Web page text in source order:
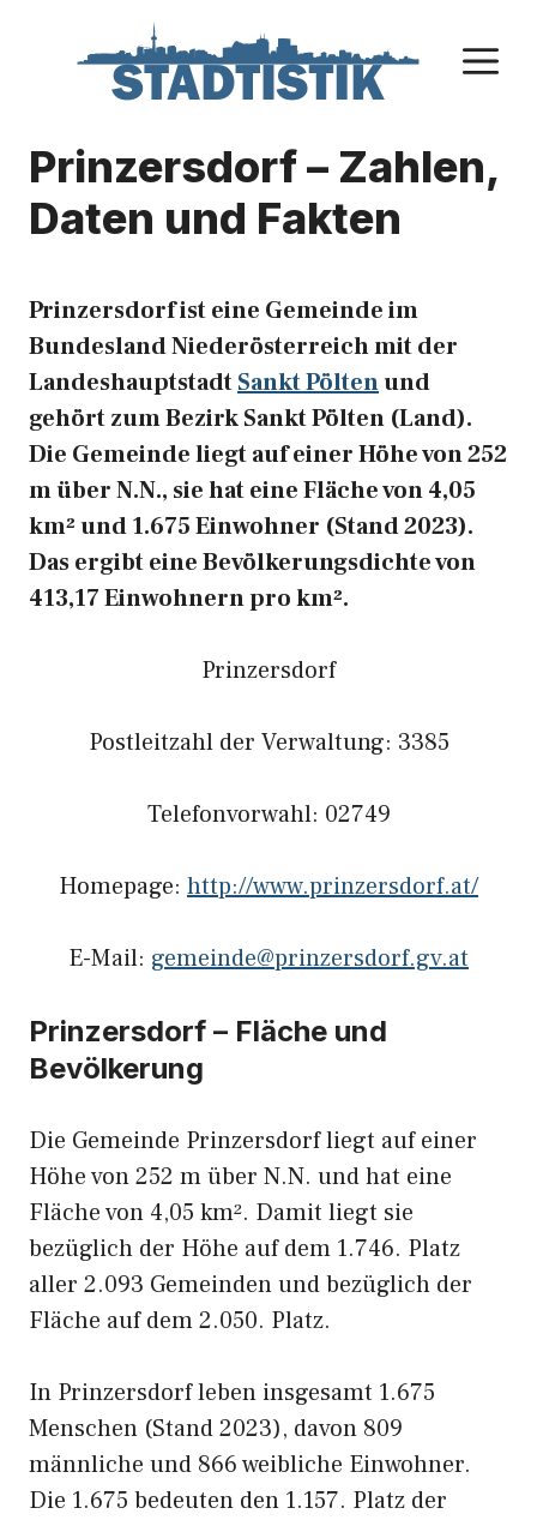
Prinzersdorf – Zahlen,
Daten und Fakten
Prinzersdorf ist eine Gemeinde im
Bundesland Niederösterreich mit der
LandeshauptstadtSankt Pöltenund
gehört zum Bezirk Sankt Pölten (Land).
Die Gemeinde liegt auf einer Höhe von 252
m über N.N., sie hat eine Fläche von 4,05
km² und 1.675 Einwohner (Stand 2023).
Das ergibt eine Bevölkerungsdichte von
413,17 Einwohnern pro km².
Prinzersdorf
Postleitzahl der Verwaltung: 3385
Telefonvorwahl: 02749
Homepage: http://www.prinzersdorf.at/
E-Mail: gemeinde@prinzersdorf.gv.at
Prinzersdorf – Fläche und
Bevölkerung
Die Gemeinde Prinzersdorf liegt auf einer
Höhe von 252 m über N.N. und hat eine
Fläche von 4,05 km². Damit liegt sie
bezüglich der Höhe auf dem 1.746. Platz
aller 2.093 Gemeinden und bezüglich der
Fläche auf dem 2.050. Platz.
In Prinzersdorf leben insgesamt 1.675
Menschen (Stand 2023), davon 809
männliche und 866 weibliche Einwohner.
Die 1.675 bedeuten den 1.157. Platz der